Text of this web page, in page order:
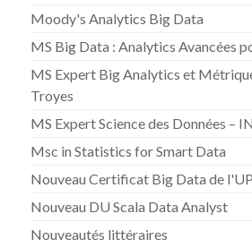
Moody's Analytics Big Data
MS Big Data : Analytics Avancées
MS Expert Big Analytics et
Troyes
MS Expert Science des Données –
Msc in Statistics for Smart Data
Nouveau Certificat Big Data de
Nouveau DU Scala Data Analyst
Nouveautés littéraires